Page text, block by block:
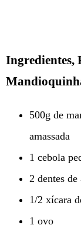
Ingredientes,
500g de
amassada
1 cebola
2 dentes
1/2 xícara
1 ovo